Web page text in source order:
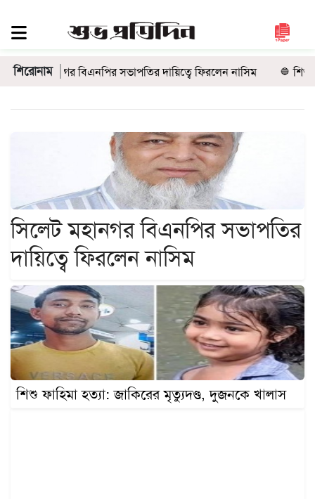
সিলেট
দেশজুড়ে
আন্তর্জাতিক
প্রবাস
গণমাধ্যম
খেলাধুলা
বিনোদন
এক্সক্লুসিভ
শিক্ষাঙ্গন
শিরোনাম
বিএনপির সভাপতির দায়িত্বে ফিরলেন নাসিম শিশু ফাহিমা
সিলেট মহানগর বিএনপির সভাপতির
দায়িত্বে ফিরলেন নাসিম
শিশু ফাহিমা হত্যা: জাকিরের মৃত্যুদণ্ড, দুজনকে খালাস